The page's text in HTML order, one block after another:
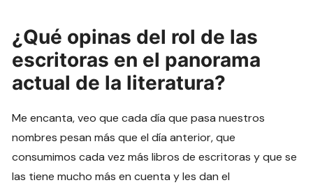
¿Qué opinas del rol de las
escritoras en el panorama
actual de la literatura?
Me encanta, veo que cada día que pasa nuestros
nombres pesan más que el día anterior, que
consumimos cada vez más libros de escritoras y que se
las tiene mucho más en cuenta y les dan el